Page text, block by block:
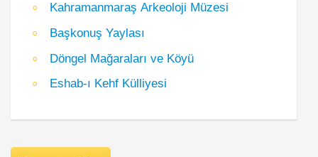
Kahramanmaraş Arkeoloji Müzesi
Başkonuş Yaylası
Döngel Mağaraları ve Köyü
Eshab-ı Kehf Külliyesi